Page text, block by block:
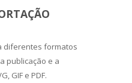
diferentes formatos
publicação e a
GIF e PDF.